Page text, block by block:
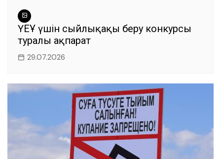
ҮЕҰ үшін сыйлықақы беру конкурсы
туралы ақпарат
29.07.2026